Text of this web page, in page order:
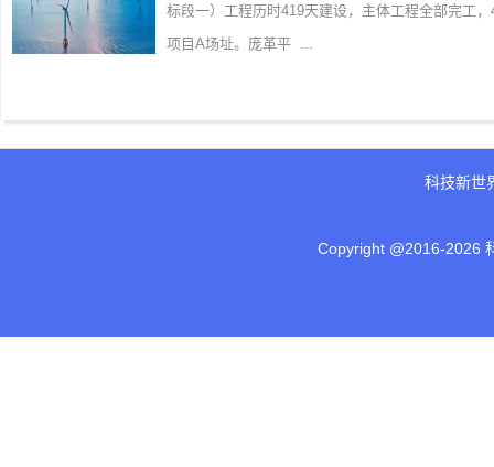
标段一）工程历时419天建设，主体工程全部完工
项目A场址。庞革平 ...
科技新世
Copyright @2016-2026